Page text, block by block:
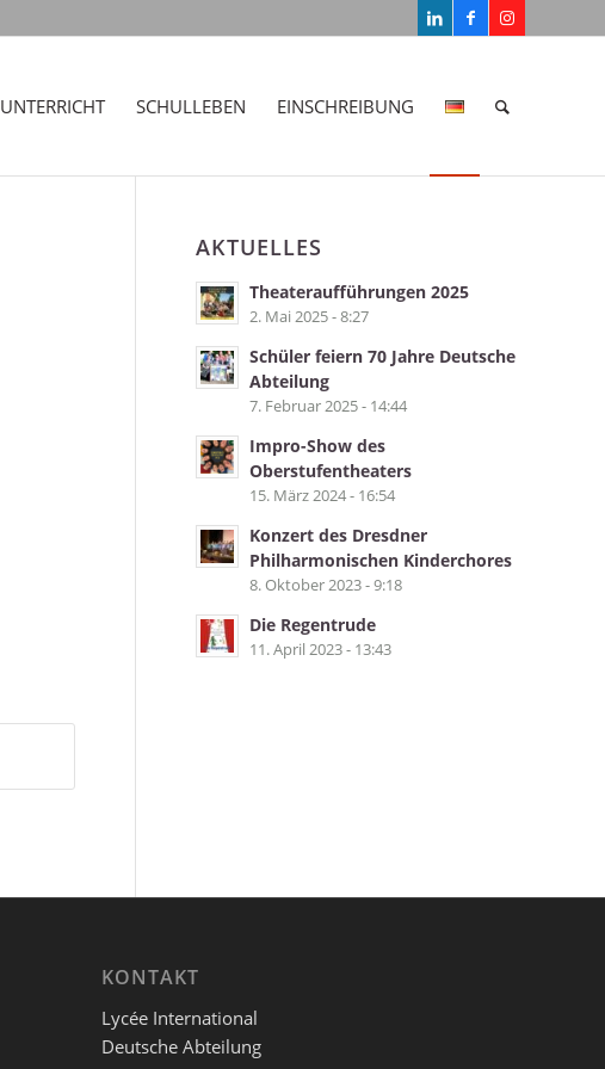
UNTERRICHT SCHULLEBEN EINSCHREIBUNG
AKTUELLES
Theateraufführungen 2025
2. Mai 2025 - 8:27
Schüler feiern 70 Jahre Deutsche
Abteilung
7. Februar 2025 - 14:44
Impro-Show des
Oberstufentheaters
15. März 2024 - 16:54
Konzert des Dresdner
Philharmonischen Kinderchores
8. Oktober 2023 - 9:18
Die Regentrude
11. April 2023 - 13:43
KONTAKT
Lycée International
Deutsche Abteilung